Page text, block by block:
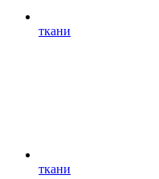
ткани
ткани